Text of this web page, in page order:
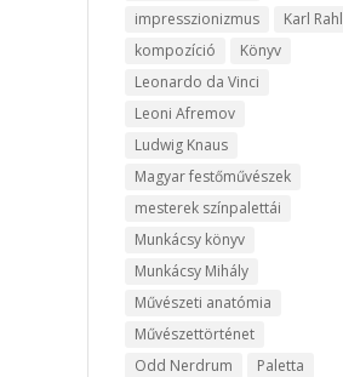
impresszionizmus
Karl Rahl
kompozíció
Könyv
Leonardo da Vinci
Leoni Afremov
Ludwig Knaus
Magyar festőművészek
mesterek színpalettái
Munkácsy könyv
Munkácsy Mihály
Művészeti anatómia
Művészettörténet
Odd Nerdrum
Paletta